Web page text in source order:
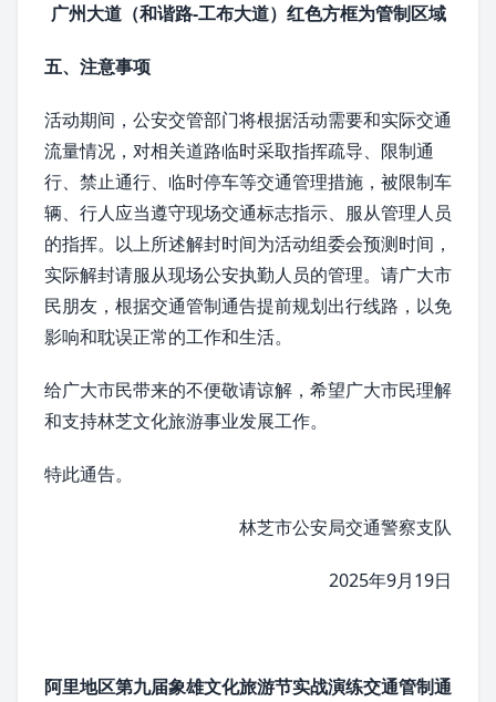
广州大道（和谐路-工布大道）红色方框为管制区域
五、注意事项
活动期间，公安交管部门将根据活动需要和实际交通
流量情况，对相关道路临时采取指挥疏导、限制通
行、禁止通行、临时停车等交通管理措施，被限制车
辆、行人应当遵守现场交通标志指示、服从管理人员
的指挥。以上所述解封时间为活动组委会预测时间，
实际解封请服从现场公安执勤人员的管理。请广大市
民朋友，根据交通管制通告提前规划出行线路，以免
影响和耽误正常的工作和生活。
给广大市民带来的不便敬请谅解，希望广大市民理解
和支持林芝文化旅游事业发展工作。
特此通告。
林芝市公安局交通警察支队
2025年9月19日
阿里地区第九届象雄文化旅游节实战演练交通管制通